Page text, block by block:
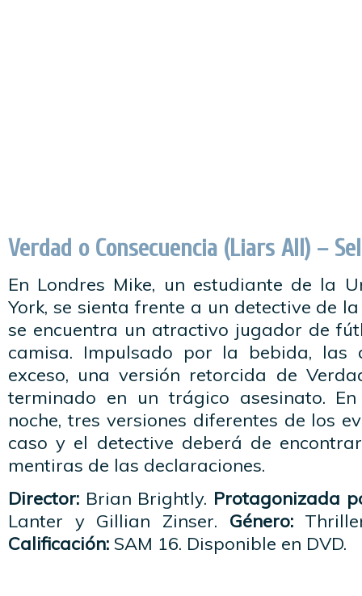
Verdad o Consecuencia (Liars All) –
En Londres Mike, un estudiante de la
York, se sienta frente a un detective de
se encuentra un atractivo jugador de
camisa. Impulsado por la bebida, las
exceso, una versión retorcida de
terminado en un trágico asesinato.
noche, tres versiones diferentes de los
caso y el detective deberá de
mentiras de las declaraciones.
Director: Brian Brightly. Protagonizada
Lanter y Gillian Zinser. Género:
Calificación: SAM 16. Disponible en DVD.